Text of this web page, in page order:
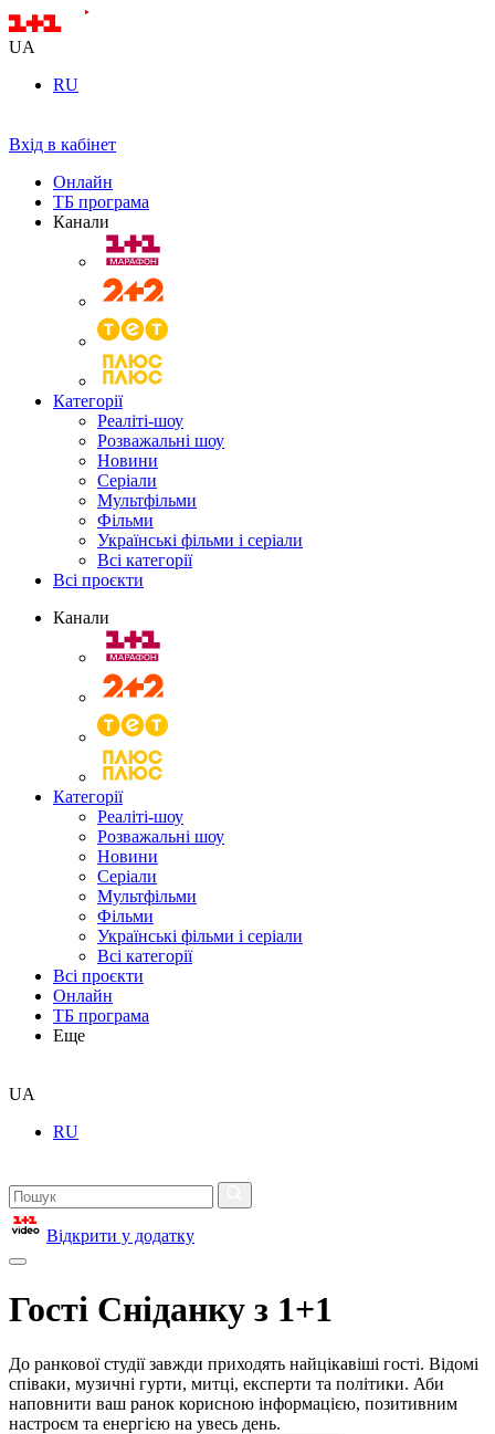
UA
RU
Вхід в кабінет
Онлайн
ТБ програма
Канали
Категорії
Реаліті-шоу
Розважальні шоу
Новини
Серіали
Мультфільми
Фільми
Українські фільми і серіали
Всі категорії
Всі проєкти
Канали
Категорії
Реаліті-шоу
Розважальні шоу
Новини
Серіали
Мультфільми
Фільми
Українські фільми і серіали
Всі категорії
Всі проєкти
Онлайн
ТБ програма
Еще
UA
RU
Відкрити у додатку
Гості Сніданку з 1+1
До ранкової студії завжди приходять найцікавіші гості. Відомі
співаки, музичні гурти, митці, експерти та політики. Аби
наповнити ваш ранок корисною інформацією, позитивним
настроєм та енергією на увесь день.